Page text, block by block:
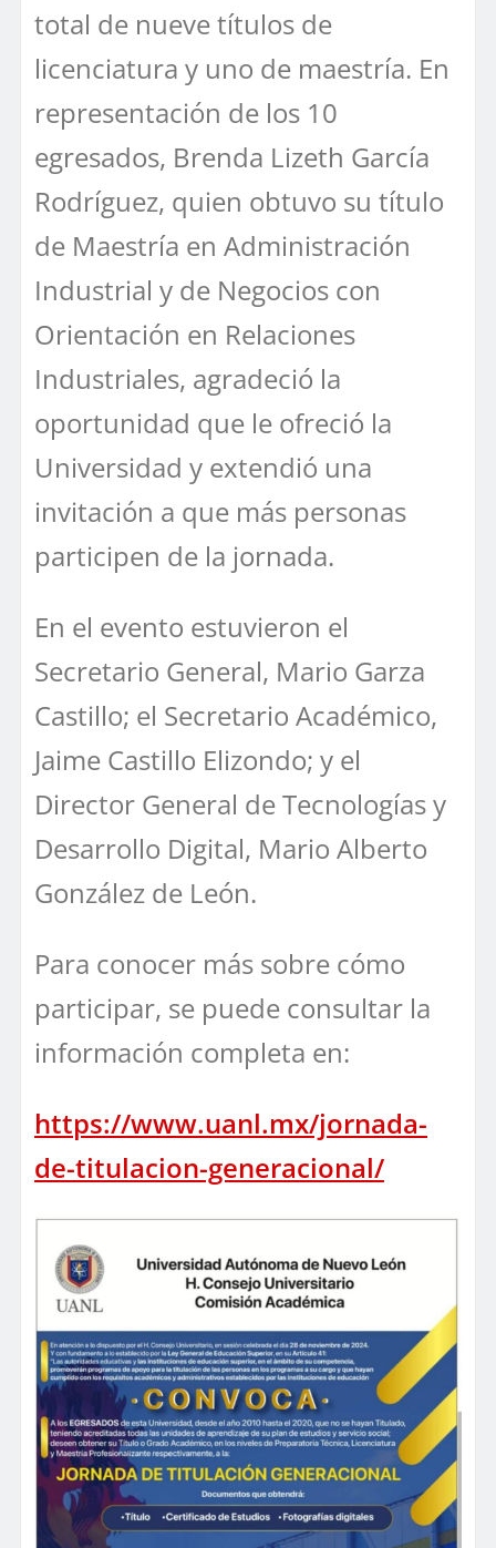
total de nueve títulos de
licenciatura y uno de maestría. En
representación de los 10
egresados, Brenda Lizeth García
Rodríguez, quien obtuvo su título
de Maestría en Administración
Industrial y de Negocios con
Orientación en Relaciones
Industriales, agradeció la
oportunidad que le ofreció la
Universidad y extendió una
invitación a que más personas
participen de la jornada.
En el evento estuvieron el
Secretario General, Mario Garza
Castillo; el Secretario Académico,
Jaime Castillo Elizondo; y el
Director General de Tecnologías y
Desarrollo Digital, Mario Alberto
González de León.
Para conocer más sobre cómo
participar, se puede consultar la
información completa en:
https://www.uanl.mx/jornada-
de-titulacion-generacional/